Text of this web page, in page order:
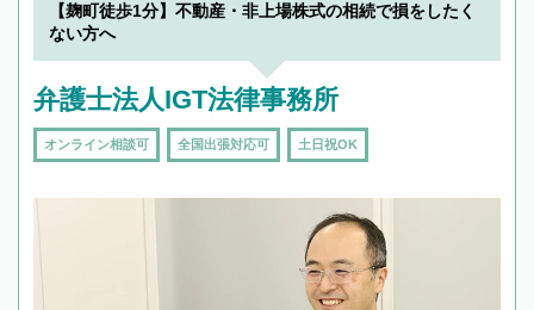
【麹町徒歩1分】不動産・非上場株式の相続で損をしたく
ない方へ
弁護士法人IGT法律事務所
オンライン相談可 全国出張対応可 土日祝OK